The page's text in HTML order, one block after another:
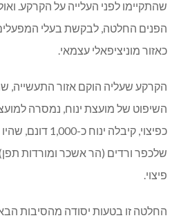
הפנים החלטה, לבקשת בעלי
כאזור מוניציפאלי עצמאי.
הקרקע שעליה הוקם אזור התעשייה,
השיפוט של מועצת ינוח, נמסרה
כפיצוי, קיבלה
שלכפר ורדים (הר אשכר ומורדות תפן)
פיצוי.
החלטה זו בטעות יסודה מהסיבות